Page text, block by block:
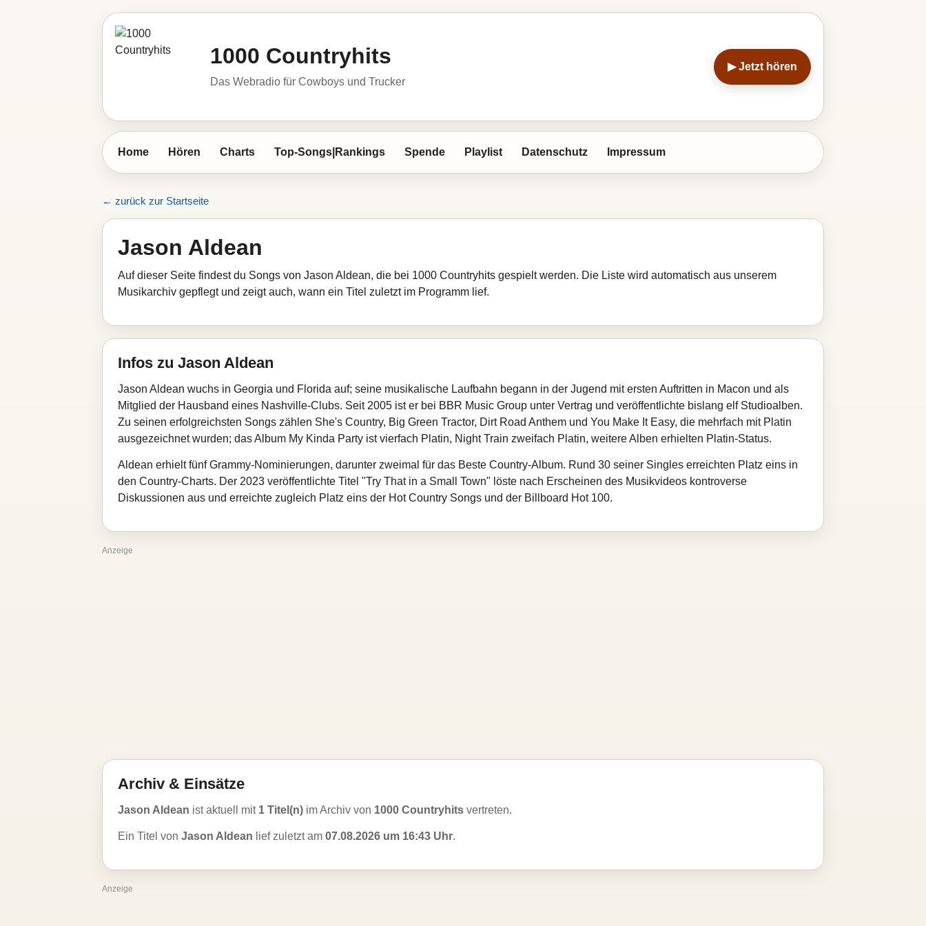
1000 Countryhits
Das Webradio für Cowboys und Trucker
▶ Jetzt hören
Home Hören Charts Top-Songs|Rankings Spende Playlist Datenschutz Impressum
← zurück zur Startseite
Jason Aldean
Auf dieser Seite findest du Songs von Jason Aldean, die bei 1000 Countryhits gespielt werden. Die Liste wird automatisch aus unserem
Musikarchiv gepflegt und zeigt auch, wann ein Titel zuletzt im Programm lief.
Infos zu Jason Aldean
Jason Aldean wuchs in Georgia und Florida auf; seine musikalische Laufbahn begann in der Jugend mit ersten Auftritten in Macon und als
Mitglied der Hausband eines Nashville‑Clubs. Seit 2005 ist er bei BBR Music Group unter Vertrag und veröffentlichte bislang elf Studioalben.
Zu seinen erfolgreichsten Songs zählen She's Country, Big Green Tractor, Dirt Road Anthem und You Make It Easy, die mehrfach mit Platin
ausgezeichnet wurden; das Album My Kinda Party ist vierfach Platin, Night Train zweifach Platin, weitere Alben erhielten Platin‑Status.
Aldean erhielt fünf Grammy‑Nominierungen, darunter zweimal für das Beste Country‑Album. Rund 30 seiner Singles erreichten Platz eins in
den Country‑Charts. Der 2023 veröffentlichte Titel "Try That in a Small Town" löste nach Erscheinen des Musikvideos kontroverse
Diskussionen aus und erreichte zugleich Platz eins der Hot Country Songs und der Billboard Hot 100.
Anzeige
Archiv & Einsätze
Jason Aldean ist aktuell mit 1 Titel(n) im Archiv von 1000 Countryhits vertreten.
Ein Titel von Jason Aldean lief zuletzt am 07.08.2026 um 16:43 Uhr.
Anzeige